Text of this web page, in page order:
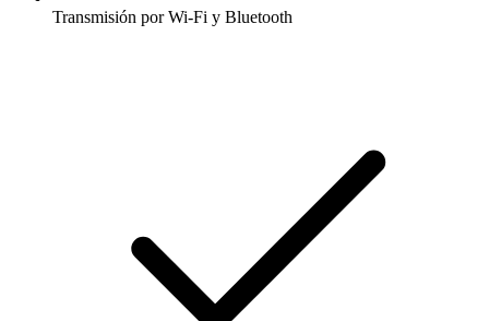
Transmisión por Wi-Fi y Bluetooth